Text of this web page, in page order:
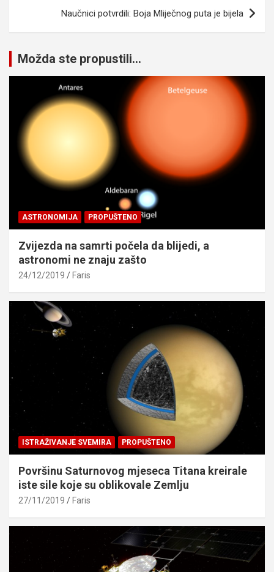
Naučnici potvrdili: Boja Mliječnog puta je bijela
Možda ste propustili...
ASTRONOMIJA PROPUŠTENO
Zvijezda na samrti počela da blijedi, a
astronomi ne znaju zašto
24/12/2019 Faris
ISTRAŽIVANJE SVEMIRA PROPUŠTENO
Površinu Saturnovog mjeseca Titana kreirale
iste sile koje su oblikovale Zemlju
27/11/2019 Faris